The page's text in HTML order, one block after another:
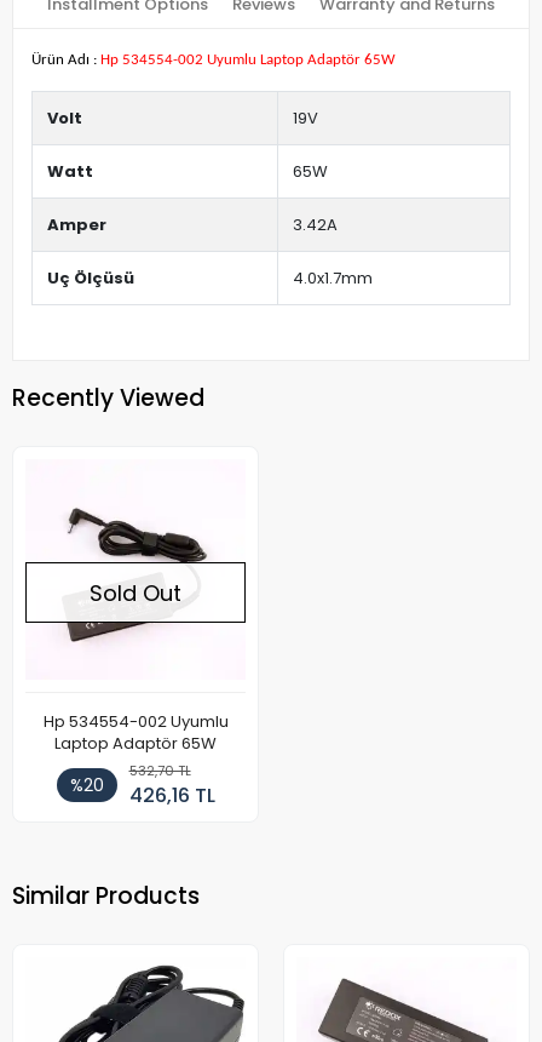
Ürün Adı : Hp 534554-002 Uyumlu Laptop Adaptör 65W
Volt 19V
Watt 65W
Amper 3.42A
Uç Ölçüsü 4.0x1.7mm
Recently Viewed
Sold Out
Hp 534554-002 Uyumlu
Laptop Adaptör 65W
%20
532,70 TL
426,16 TL
Similar Products